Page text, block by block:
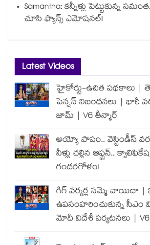
Samantha: కన్నీళ్లు పెట్టుకున్న
చూసి ఫ్యాన్స్ ఎమోషనల్!
Latest Videos
హైకోర్టు-ఉచిత పథకాలు |
పెన్షన్ నిబంధనలు | భారీ
జామ్ | V6 తీన్మార్
అయ్యో పాపం.. వెస్టిండీస్
నీళ్లు చల్లిన ఆఫ్ఘన్..
గందరగోళం!
గిగ్ వర్కర్ల సమ్మె వాయిదా |
ఉపసంహరించుకున్న
మోదీ విదేశీ పర్యటనలు |